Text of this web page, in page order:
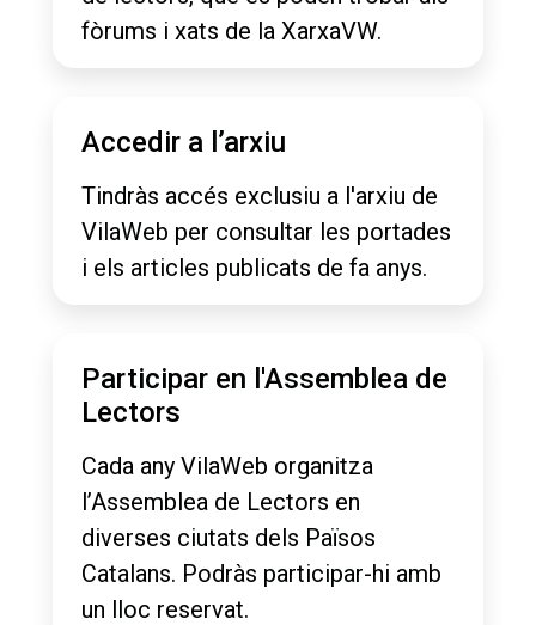
fòrums i xats de la XarxaVW.
Accedir a l’arxiu
Tindràs accés exclusiu a l'arxiu de
VilaWeb per consultar les portades
i els articles publicats de fa anys.
Participar en l'Assemblea de
Lectors
Cada any VilaWeb organitza
l’Assemblea de Lectors en
diverses ciutats dels Països
Catalans. Podràs participar-hi amb
un lloc reservat.